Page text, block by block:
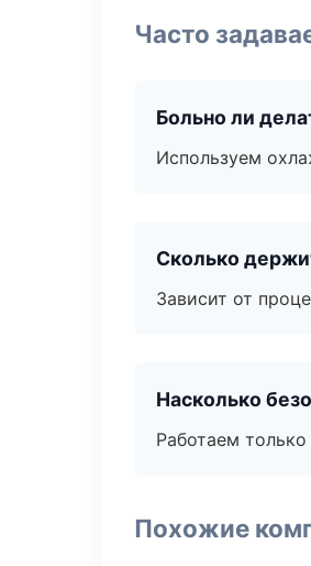
Часто
Больно ли
Используем
Сколько
Зависит от
Насколько
Работаем
Похожие